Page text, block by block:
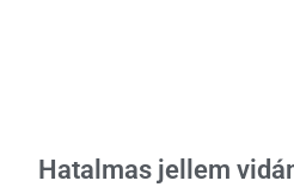
Hatalmas jellem